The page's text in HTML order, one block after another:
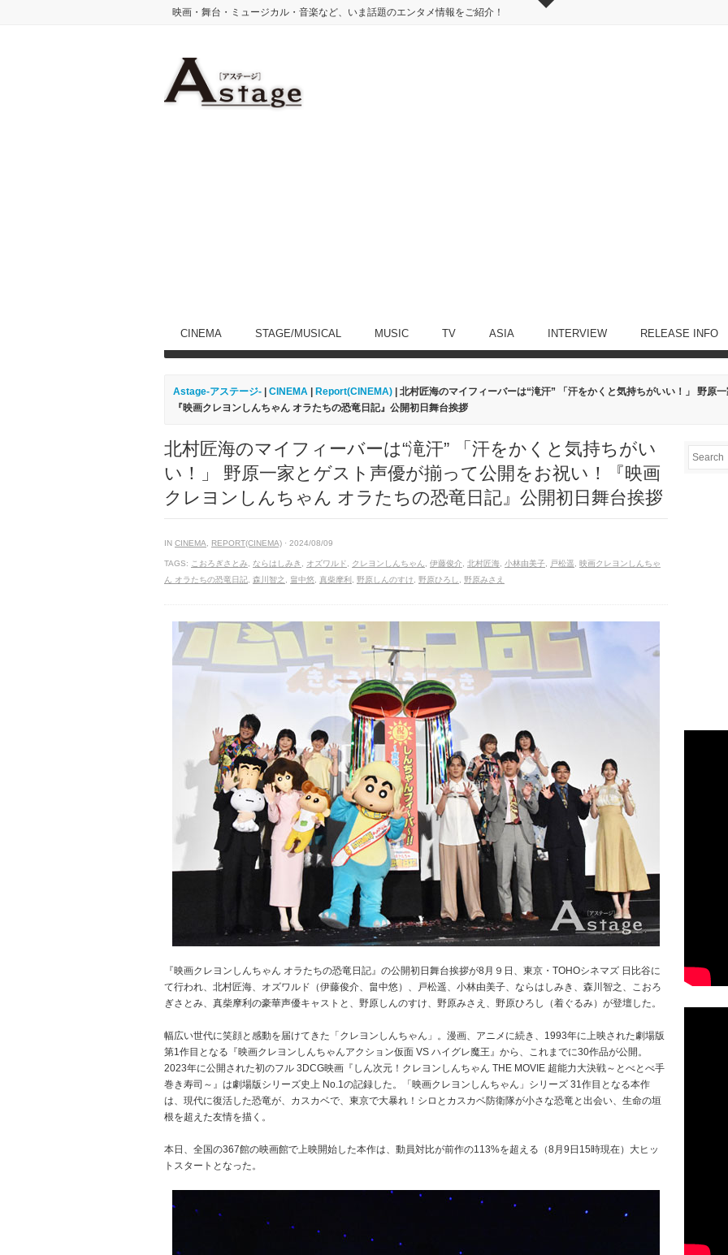
映画・舞台・ミュージカル・音楽など、いま話題のエンタメ情報をご紹介！
CINEMA STAGE/MUSICAL MUSIC TV ASIA INTERVIEW RELEASE INFO
Astage-アステージ- CINEMA Report(CINEMA) | 北村匠海のマイフィーバーは“滝汗” 「汗をかくと気持ちがいい！」 野原
『映画クレヨンしんちゃん オラたちの恐竜日記』公開初日舞台挨拶
北村匠海のマイフィーバーは“滝汗” 「汗をかくと気持ちがい
い！」 野原一家とゲスト声優が揃って公開をお祝い！『映画
クレヨンしんちゃん オラたちの恐竜日記』公開初日舞台挨拶
IN CINEMA REPORT(CINEMA) · 2024/08/09
TAGS: こおろぎさとみ ならはしみき オズワルド クレヨンしんちゃん 伊藤俊介 北村匠海 小林由美子 戸松遥
映画クレヨンしんちゃ
ん オラたちの恐竜日記
森川智之 畠中悠 真柴摩利 野原しんのすけ 野原ひろし 野原みさえ
『映画クレヨンしんちゃん オラたちの恐竜日記』の公開初日舞台挨拶が8月９日、東京・TOHOシネマズ 日比谷に
て行われ、北村匠海、オズワルド（伊藤俊介、畠中悠）、戸松遥、小林由美子、ならはしみき、森川智之、こおろ
ぎさとみ、真柴摩利の豪華声優キャストと、野原しんのすけ、野原みさえ、野原ひろし（着ぐるみ）が登壇した。
幅広い世代に笑顔と感動を届けてきた「クレヨンしんちゃん」。漫画、アニメに続き、1993年に上映された劇場版
第1作目となる『映画クレヨンしんちゃんアクション仮面 VS ハイグレ魔王』から、これまでに30作品が公開。
2023年に公開された初のフル 3DCG映画『しん次元！クレヨンしんちゃん THE MOVIE 超能力大決戦～とべとべ手
巻き寿司～』は劇場版シリーズ史上 No.1の記録した。「映画クレヨンしんちゃん」シリーズ 31作目となる本作
は、現代に復活した恐竜が、カスカベで、東京で大暴れ！シロとカスカベ防衛隊が小さな恐竜と出会い、生命の垣
根を超えた友情を描く。
本日、全国の367館の映画館で上映開始した本作は、動員対比が前作の113%を超える（8月9日15時現在）大ヒッ
トスタートとなった。